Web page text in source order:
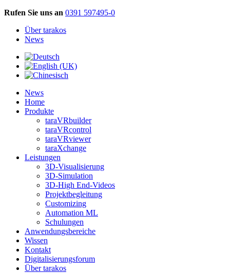
Rufen Sie uns an 0391 597495-0
Über tarakos
News
News
Home
Produkte
taraVRbuilder
taraVRcontrol
taraVRviewer
taraXchange
Leistungen
3D-Visualisierung
3D-Simulation
3D-High End-Videos
Projektbegleitung
Customizing
Automation ML
Schulungen
Anwendungsbereiche
Wissen
Kontakt
Digitalisierungsforum
Über tarakos